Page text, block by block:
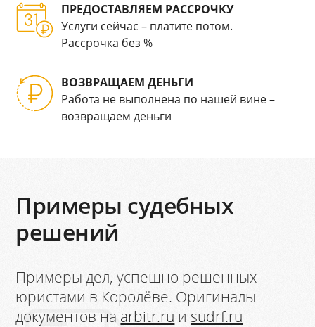
ПРЕДОСТАВЛЯЕМ РАССРОЧКУ
Услуги сейчас – платите потом.
Рассрочка без %
ВОЗВРАЩАЕМ ДЕНЬГИ
Работа не выполнена по нашей вине –
возвращаем деньги
Примеры судебных
решений
Примеры дел, успешно решенных
юристами в Королёве. Оригиналы
документов на arbitr.ru иsudrf.ru